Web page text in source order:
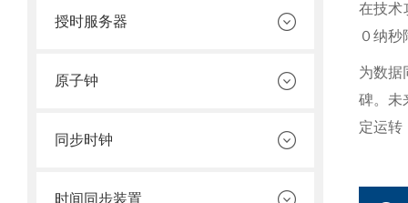
授时服务器
原子钟
同步时钟
时间同步装置
在技术
０纳
为数据
碑。未
定运转